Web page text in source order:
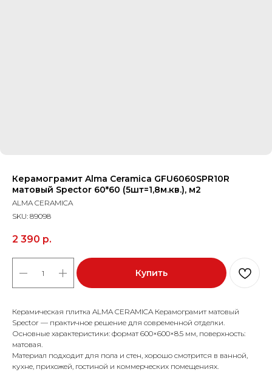
Керамограмит Alma Ceramica GFU6060SPR10R
матовый Spector 60*60 (5шт=1,8м.кв.), м2
ALMA CERAMICA
SKU: 89098
2 390 р.
Купить
Керамическая плитка ALMA CERAMICA Керамограмит матовый
Spector — практичное решение для современной отделки.
Основные характеристики: формат 600×600×8.5 мм, поверхность:
матовая.
Материал подходит для пола и стен, хорошо смотрится в ванной,
кухне, прихожей, гостиной и коммерческих помещениях.